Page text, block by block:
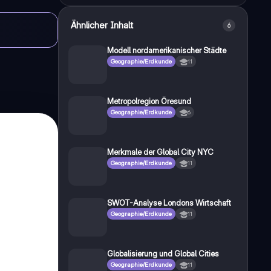
Ähnlicher Inhalt 6
Modell nordamerikanischer Städte
Geographie/Erdkunde 11
Metropolregion Öresund
Geographie/Erdkunde 6
Merkmale der Global City NYC
Geographie/Erdkunde 11
SWOT-Analyse Londons Wirtschaft
Geographie/Erdkunde 11
Globalisierung und Global Cities
Geographie/Erdkunde 11